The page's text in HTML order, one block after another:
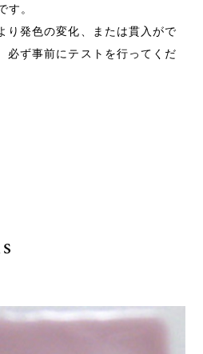
す。
り発色の変化、または貫入がで
必ず事前にテストを行ってくだ